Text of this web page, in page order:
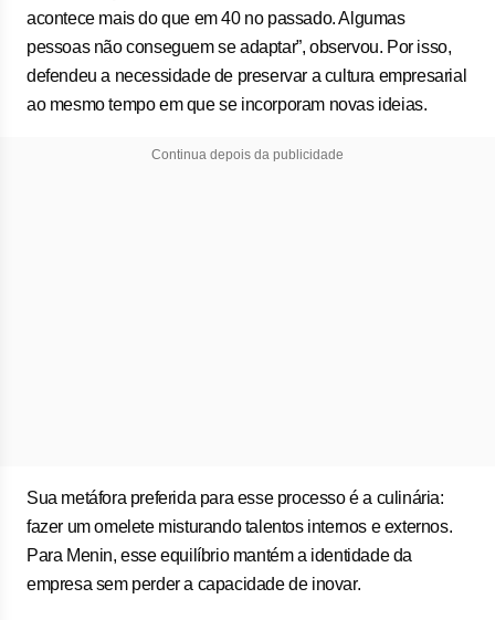
acontece mais do que em 40 no passado. Algumas
pessoas não conseguem se adaptar”, observou. Por isso,
defendeu a necessidade de preservar a cultura empresarial
ao mesmo tempo em que se incorporam novas ideias.
Continua depois da publicidade
Sua metáfora preferida para esse processo é a culinária:
fazer um omelete misturando talentos internos e externos.
Para Menin, esse equilíbrio mantém a identidade da
empresa sem perder a capacidade de inovar.